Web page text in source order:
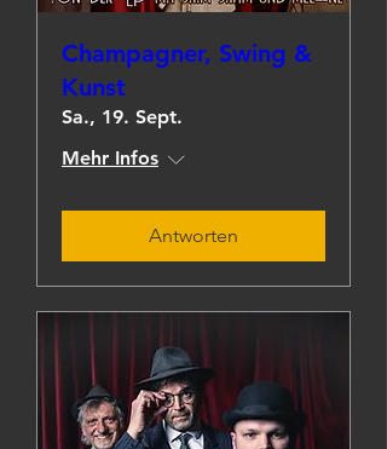
Champagner, Swing &
Kunst
Sa., 19. Sept.
Mehr Infos
Antworten